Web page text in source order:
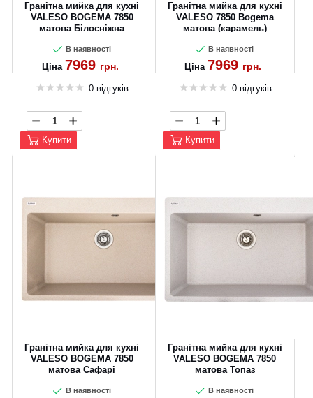
Гранітна мийка для кухні
VALESO BOGEMA 7850
матова Білосніжна
В наявності
Ціна 7969 грн.
0 відгуків
Купити
Гранітна мийка для кухні
VALESO 7850 Bogema
матова (карамель)
В наявності
Ціна 7969 грн.
0 відгуків
Купити
Гранітна мийка для кухні
VALESO BOGEMA 7850
матова Сафарі
В наявності
Гранітна мийка для кухні
VALESO BOGEMA 7850
матова Топаз
В наявності